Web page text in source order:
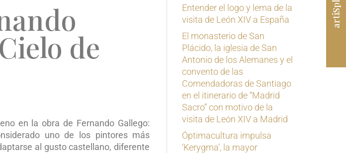
de
en la obra de Fernando Gallego:
uno de los pintores más
al gusto castellano, diferente
Entender el logo y lema de la
visita de León XIV a España
El monasterio de San
Plácido, la iglesia de San
Antonio de los Alemanes y el
convento de las
Comendadoras de Santiago
en el itinerario de ‘‘Madrid
Sacro’’ con motivo de la
visita de León XIV a Madrid
Óptimacultura impulsa
‘Kerygma’, la mayor